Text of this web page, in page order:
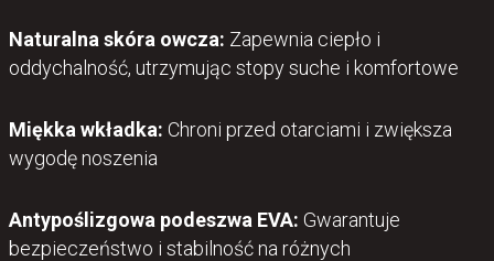
Naturalna skóra owcza: Zapewnia ciepło i
oddychalność, utrzymując stopy suche i komfortowe
Miękka wkładka: Chroni przed otarciami i zwiększa
wygodę noszenia
Antypoślizgowa podeszwa EVA: Gwarantuje
bezpieczeństwo i stabilność na różnych